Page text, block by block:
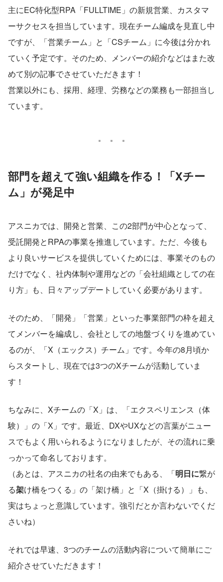
主にEC特化型RPA「FULLTIME」の新規営業、カスタマ
ーサクセスを担当しています。現在チーム編成を見直し中
ですが、「営業チーム」と「CSチーム」に今後は分かれ
ていく予定です。そのため、メンバーの紹介などはまた改
めて別の記事でさせていただきます！
営業以外にも、採用、経理、労務などの業務も一部担当し
ています。
部門を超えて強い組織を作る！「Xチー
ム」が発足中
アスニカでは、開発と営業、この2部門が中心となって、
受託開発とRPAの事業を推進しています。ただ、今後も
より良いサービスを提供していくためには、事業そのもの
だけでなく、社内体制や運用などの「会社組織としての在
り方」も、日々アップデートしていく必要があります。
そのため、「開発」「営業」といった事業部門の枠を超え
てメンバーを編成し、会社としての地盤づくりを進めてい
るのが、「X（エックス）チーム」です。今年の8月頃か
らスタートし、現在では3つのXチームが活動していま
す！
ちなみに、Xチームの「X」は、「エクスペリエンス（体
験）」の「X」です。最近、DXやUXなどの言葉がニュー
スでもよく用いられるようになりましたが、その流れに乗
っかって命名しております。
（あとは、アスニカの社名の由来でもある、「明日に繋が
る架け橋をつくる」の「架け橋」と「X（掛ける）」も、
実はちょっと意識しています。強引だとか言わないでくだ
さいね）
それでは早速、3つのチームの活動内容について簡単にご
紹介させていただきます！